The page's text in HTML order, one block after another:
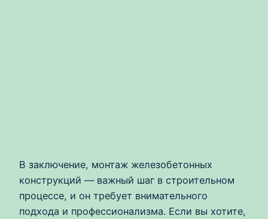
В заключение, монтаж железобетонных
конструкций — важный шаг в строительном
процессе, и он требует внимательного
подхода и профессионализма. Если вы хотите,